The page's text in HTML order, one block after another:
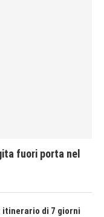
fuori porta nel
itinerario di 7 giorni